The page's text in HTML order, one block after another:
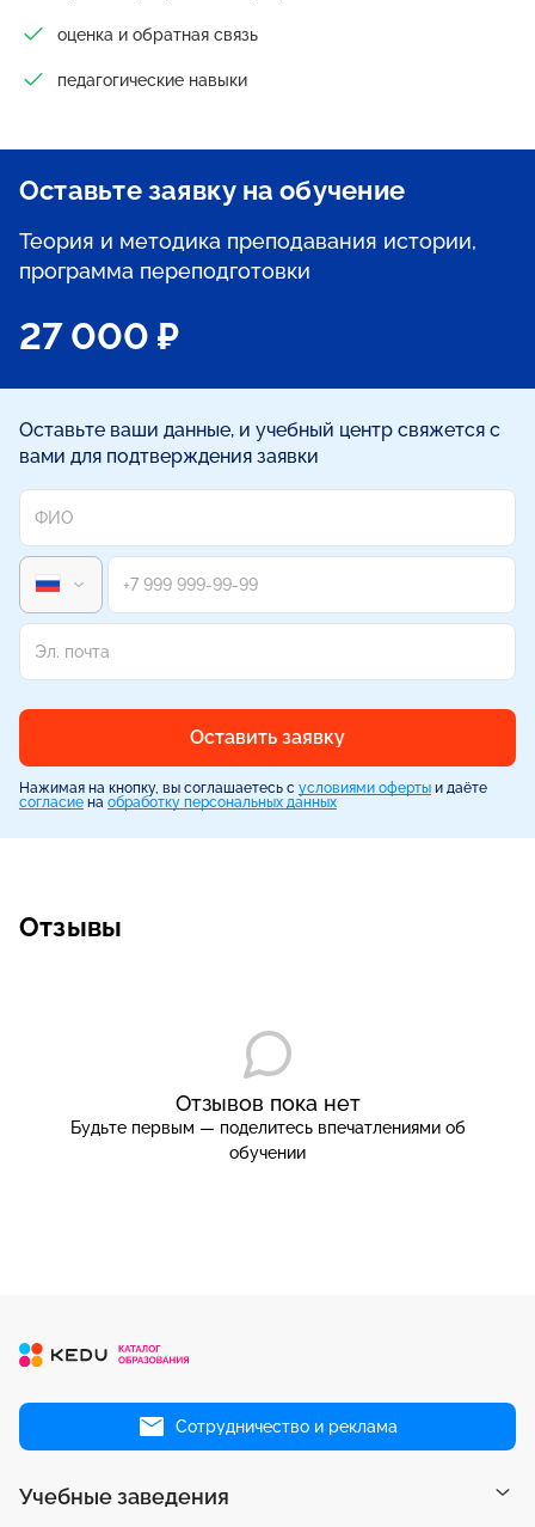
оценка и обратная связь
педагогические навыки
Оставьте заявку на обучение
Теория и методика преподавания истории,
программа переподготовки
27 000 ₽
Оставьте ваши данные, и учебный центр свяжется с
вами для подтверждения заявки
Оставить заявку
Нажимая на кнопку, вы соглашаетесь с условиями оферты и даёте
согласие на обработку персональных данных
Отзывы
Отзывов пока нет
Будьте первым — поделитесь впечатлениями об
обучении
Сотрудничество и реклама
Учебные заведения